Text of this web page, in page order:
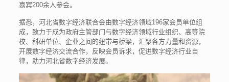
嘉宾200余人参会。
据悉，河北省数字经济联合会由数字经济领域196家会员单位组
成，致力于成为政府主管部门与数字经济领域行业组织、高等院
校、科研单位、企业之间的纽带与桥梁，汇聚各方力量和资源，
开展数字经济交流合作，反映会员诉求，促进数字经济行业自
律，助力河北省数字经济发展。